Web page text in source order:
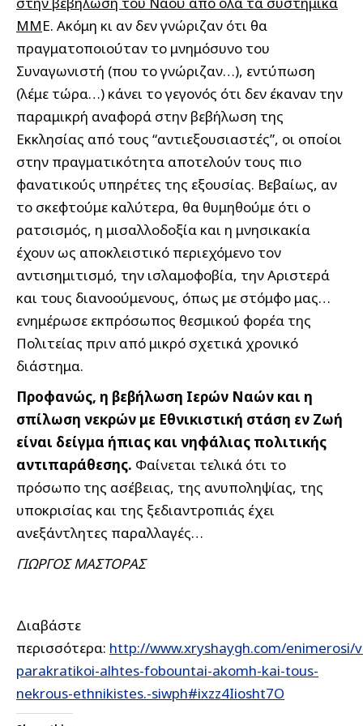
ΜΜΕ. Ακόμη κι αν δεν γνώριζαν ότι θα
πραγματοποιούταν το μνημόσυνο του
Συναγωνιστή (που το γνώριζαν…), εντύπωση
(λέμε τώρα…) κάνει το γεγονός ότι δεν έκαναν την
παραμικρή αναφορά στην βεβήλωση της
Εκκλησίας από τους “αντιεξουσιαστές”, οι οποίοι
στην πραγματικότητα αποτελούν τους πιο
φανατικούς υπηρέτες της εξουσίας. Βεβαίως, αν
το σκεφτούμε καλύτερα, θα θυμηθούμε ότι ο
ρατσισμός, η μισαλλοδοξία και η μνησικακία
έχουν ως αποκλειστικό περιεχόμενο τον
αντισημιτισμό, την ισλαμοφοβία, την Αριστερά
και τους διανοούμενους, όπως με στόμφο μας…
ενημέρωσε εκπρόσωπος θεσμικού φορέα της
Πολιτείας πριν από μικρό σχετικά χρονικό
διάστημα.
Προφανώς, η βεβήλωση Ιερών Ναών και η
σπίλωση νεκρών με Εθνικιστική στάση εν Ζωή
είναι δείγμα ήπιας και νηφάλιας πολιτικής
αντιπαράθεσης. Φαίνεται τελικά ότι το
πρόσωπο της ασέβειας, της ανυποληψίας, της
υποκρισίας και της ξεδιαντροπιάς έχει
ανεξάντλητες παραλλαγές…
ΓΙΩΡΓΟΣ ΜΑΣΤΟΡΑΣ
Διαβάστε
περισσότερα: http://www.xryshaygh.com/enimerosi/
parakratikoi-alhtes-fobountai-akomh-kai-tous-
nekrous-ethnikistes.-siwph#ixzz4Iiosht7O